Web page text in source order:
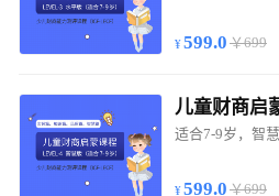
599.0 ￥699
儿童财商启
599.0 ￥699